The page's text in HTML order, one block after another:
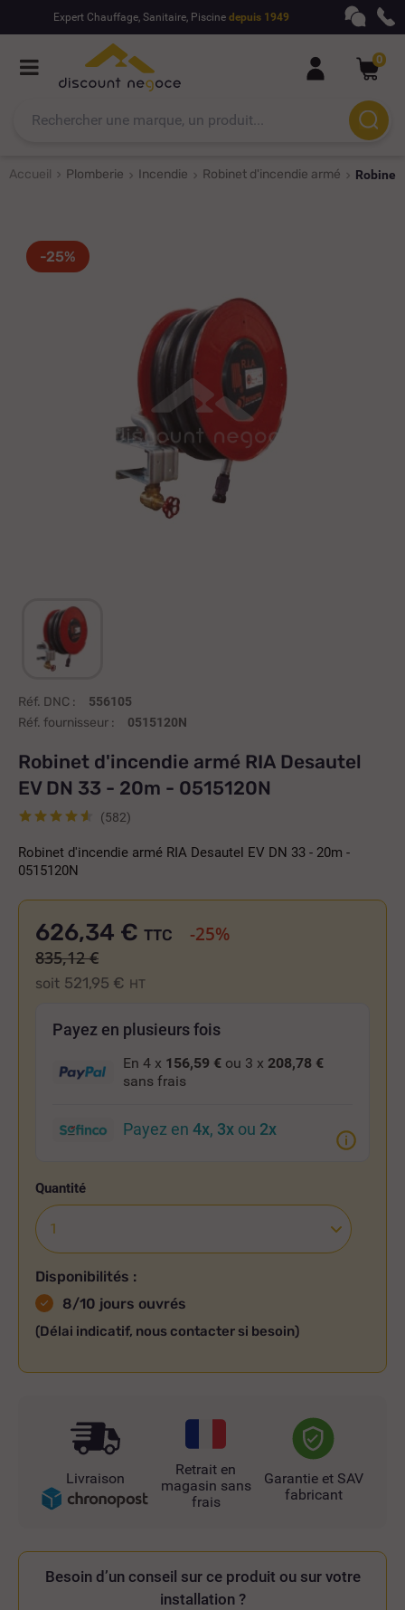
Expert Chauffage, Sanitaire, Piscine depuis 1949
0
Accueil Plomberie Incendie Robinet d'incendie armé Robinet
-25%
Réf. DNC : 556105
Réf. fournisseur : 0515120N
Robinet d'incendie armé RIA Desautel
EV DN 33 - 20m - 0515120N
(582)
Robinet d'incendie armé RIA Desautel EV DN 33 - 20m -
0515120N
626,34 €
soit 521,95 € HT
TTC -25%
835,12 €
Payez en plusieurs fois
En 4 x 156,59 € ou 3 x 208,78 €
sans frais
Payez en 4x, 3x ou 2x
Quantité
Disponibilités :
8/10 jours ouvrés
(Délai indicatif, nous contacter si besoin)
Livraison
Retrait en
magasin sans
frais
Garantie et SAV
fabricant
Besoin d’un conseil sur ce produit ou sur votre
installation ?